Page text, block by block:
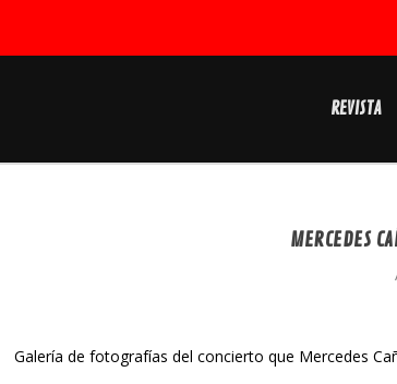
REVISTA
MERCEDES
Galería de fotografías del concierto que Mercedes